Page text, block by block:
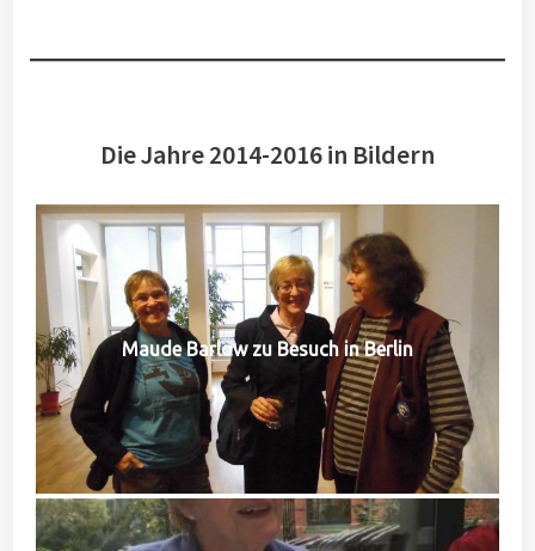
Die Jahre 2014-2016 in Bildern
Maude Barlow zu Besuch in Berlin